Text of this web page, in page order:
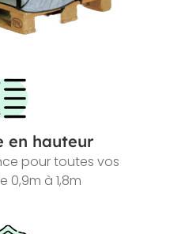
en hauteur
pour toutes vos
0,9m à 1,8m